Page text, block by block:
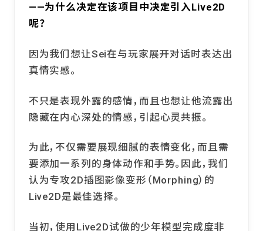
——为什么决定在该项目中决定引入Live2D
呢？
因为我们想让Sei在与玩家展开对话时表达出
真情实感。
不只是表现外露的感情，而且也想让他流露出
隐藏在内心深处的情感，引起心灵共振。
为此，不仅需要展现细腻的表情变化，而且需
要添加一系列的身体动作和手势。因此，我们
认为专攻2D插图影像变形（Morphing）的
Live2D是最佳选择。
当初，使用Live2D试做的少年模型完成度非